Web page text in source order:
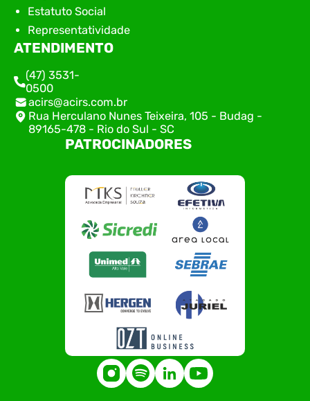
Estatuto Social
Representatividade
ATENDIMENTO
(47) 3531-
0500
acirs@acirs.com.br
Rua Herculano Nunes Teixeira, 105 - Budag -
89165-478 - Rio do Sul - SC
PATROCINADORES